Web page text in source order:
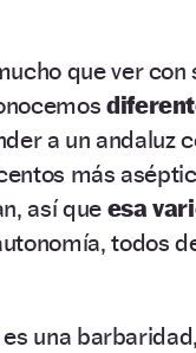
que ver con
a un andaluz
más
así queesa
todos
una